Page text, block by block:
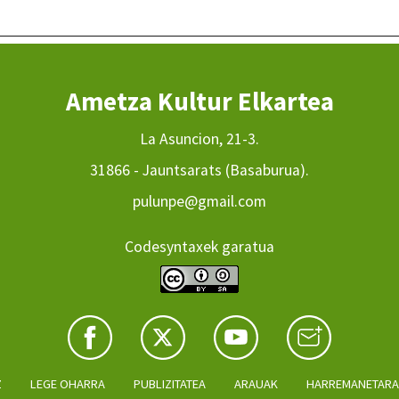
Ametza Kultur Elkartea
La Asuncion, 21-3.
31866 - Jauntsarats (Basaburua).
pulunpe@gmail.com
Codesyntaxek garatua
LEGE OHARRA PUBLIZITATEA ARAUAK